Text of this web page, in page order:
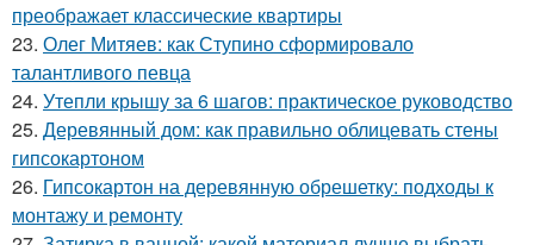
преображает классические квартиры
23. Олег Митяев: как Ступино сформировало
талантливого певца
24. Утепли крышу за 6 шагов: практическое руководство
25. Деревянный дом: как правильно облицевать стены
гипсокартоном
26. Гипсокартон на деревянную обрешетку: подходы к
монтажу и ремонту